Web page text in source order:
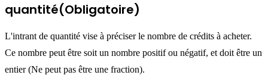
quantité(Obligatoire)
L'intrant de quantité vise à préciser le nombre de crédits à acheter.
Ce nombre peut être soit un nombre positif ou négatif, et doit être un
entier (Ne peut pas être une fraction).